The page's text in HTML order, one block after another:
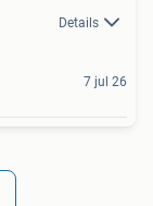
Details
7 jul 26